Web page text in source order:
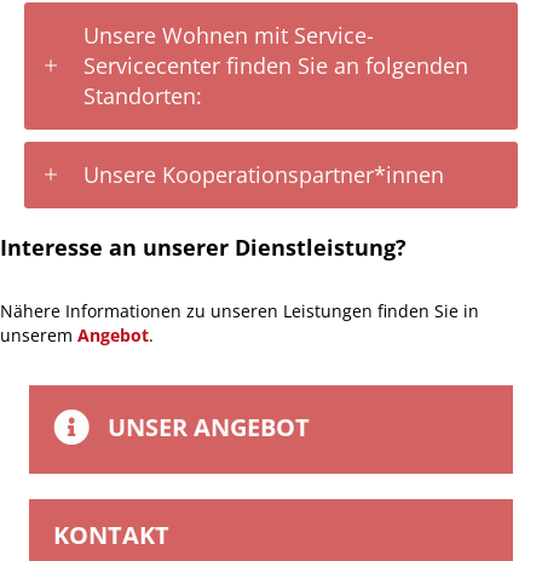
Unsere Wohnen mit Service-
Servicecenter finden Sie an folgenden
Standorten:
Unsere Kooperationspartner*innen
Interesse an unserer Dienstleistung?
Nähere Informationen zu unseren Leistungen finden Sie in
unserem Angebot.
UNSER ANGEBOT
KONTAKT